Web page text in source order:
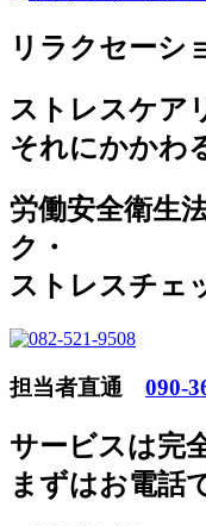
リラクセーシ
ストレスケア
それにかかわ
労働安全衛生
ク・
ストレスチェ
担当者直通 090-
サービスは完
まずはお電話